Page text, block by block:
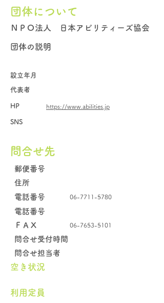
団体について
ＮＰＯ法人 日本アビリティーズ協会
団体の説明
設立年月
代表者
HP https://www.abilities.jp
SNS
問合せ先
郵便番号
住所
電話番号
06-7711-5780
電話番号
​ＦＡＸ
06-7653-5101
問合せ受付時間
問合せ担当者
空き状況
​利用定員